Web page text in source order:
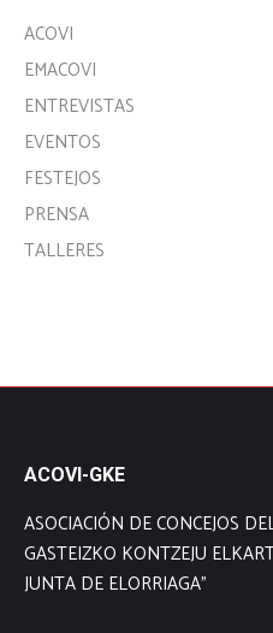
ACOVI
EMACOVI
ENTREVISTAS
EVENTOS
FESTEJOS
PRENSA
TALLERES
ACOVI-GKE
ASOCIACIÓN DE CONCEJOS
GASTEIZKO KONTZEJU
JUNTA DE ELORRIAGA”